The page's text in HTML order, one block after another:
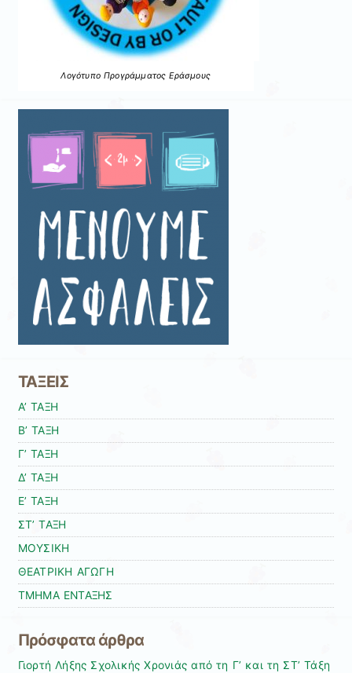
Λογότυπο Προγράμματος Εράσμους
ΤΑΞΕΙΣ
Α’ ΤΑΞΗ
Β’ ΤΑΞΗ
Γ’ ΤΑΞΗ
Δ’ ΤΑΞΗ
Ε’ ΤΑΞΗ
ΣΤ’ ΤΑΞΗ
ΜΟΥΣΙΚΗ
ΘΕΑΤΡΙΚΗ ΑΓΩΓΗ
ΤΜΗΜΑ ΕΝΤΑΞΗΣ
Πρόσφατα άρθρα
Γιορτή Λήξης Σχολικής Χρονιάς από τη Γ’ και τη ΣΤ’ Τάξη